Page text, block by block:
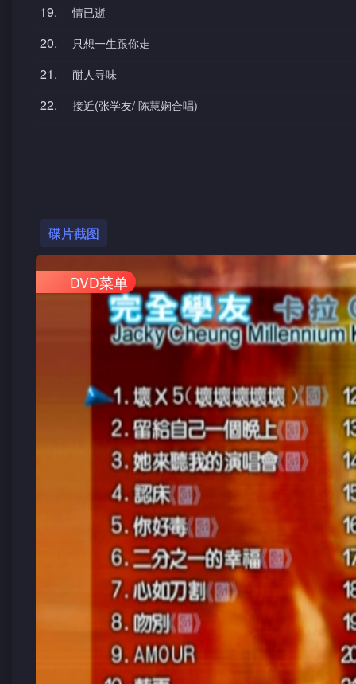
19. 情已逝
20. 只想一生跟你走
21. 耐人寻味
22. 接近(张学友/ 陈慧娴合唱)
碟片截图
DVD菜单